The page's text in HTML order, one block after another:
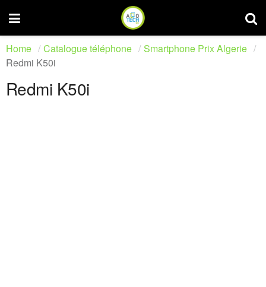
Home Catalogue téléphone
Smartphone Prix Algerie
Redmi K50i
Redmi K50i